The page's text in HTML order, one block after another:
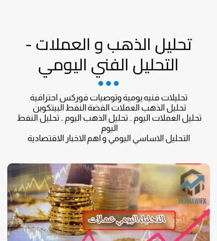
تحليل الذهب و العملات -
التحليل الفني اليومي
التحليل الاساسي اليومي و اهم الاخبار الاقتصادية